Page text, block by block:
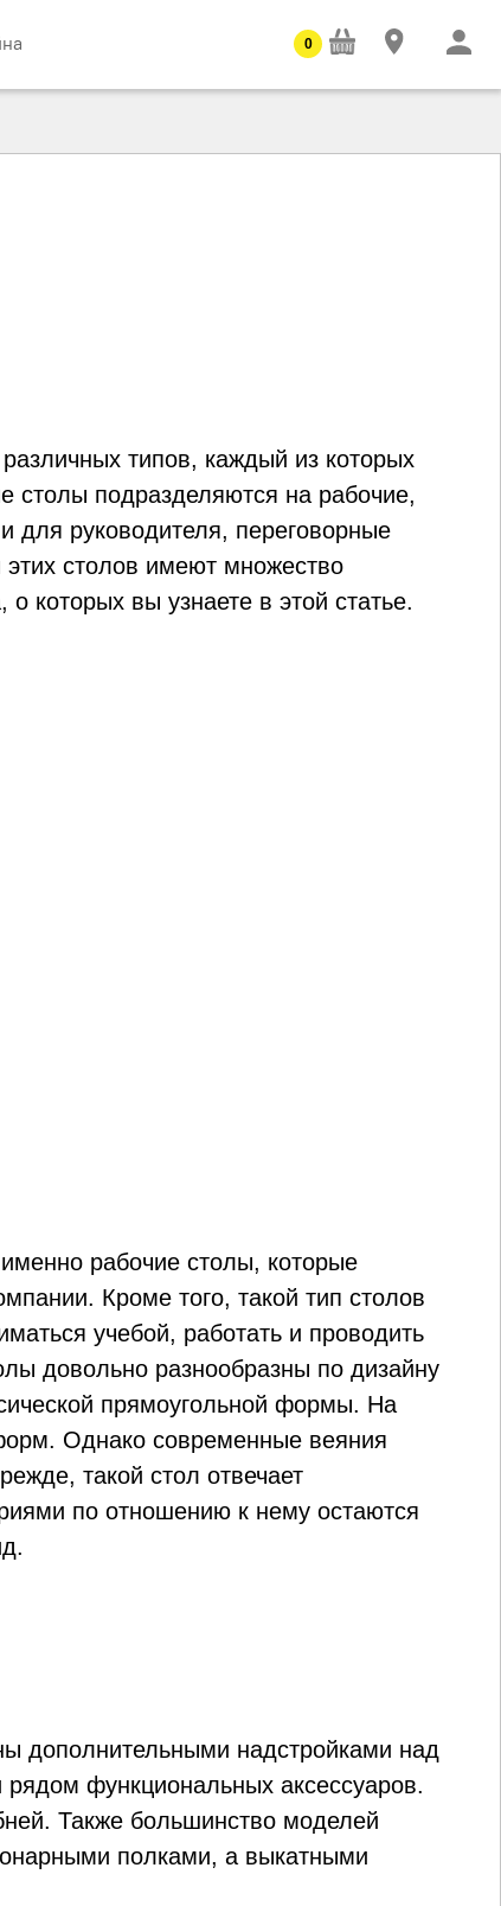
0
типов, каждый из которых
столы подразделяются на рабочие,
для руководителя, переговорные
столов имеют множество
которых вы узнаете в этой статье.
рабочие столы, которые
Кроме того, такой тип столов
учебой, работать и проводить
довольно разнообразны по дизайну
прямоугольной формы. На
Однако современные веяния
такой стол отвечает
по отношению к нему остаются
дополнительными надстройками над
функциональных аксессуаров.
Также большинство моделей
полками, а выкатными